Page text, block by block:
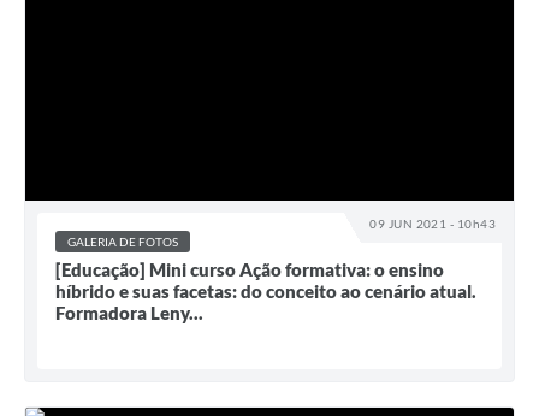
09 JUN 2021 - 10h43
GALERIA DE FOTOS
[Educação] Mini curso Ação formativa: o ensino
híbrido e suas facetas: do conceito ao cenário atual.
Formadora Leny...